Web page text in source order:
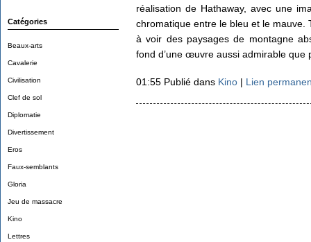
Catégories
Beaux-arts
Cavalerie
Civilisation
Clef de sol
Diplomatie
Divertissement
Eros
Faux-semblants
Gloria
Jeu de massacre
Kino
Lettres
réalisation de Hathaway, avec une
chromatique entre le bleu et le mauve.
à voir des paysages de montagne
fond d’une œuvre aussi admirable que
01:55 Publié dans Kino | Lien